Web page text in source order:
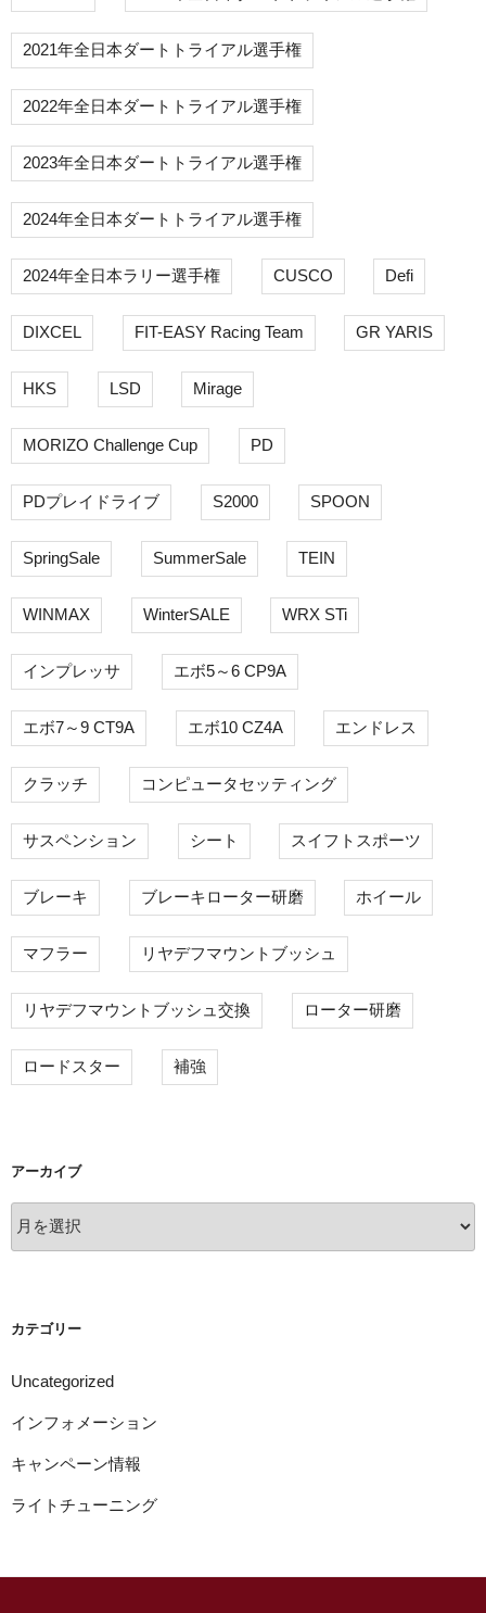
2021年全日本ダートトライアル選手権
2022年全日本ダートトライアル選手権
2023年全日本ダートトライアル選手権
2024年全日本ダートトライアル選手権
2024年全日本ラリー選手権 CUSCO Defi
DIXCEL FIT-EASY Racing Team GR YARIS
HKS LSD Mirage
MORIZO Challenge Cup PD
PDプレイドライブ S2000 SPOON
SpringSale SummerSale TEIN
WINMAX WinterSALE WRX STi
インプレッサ エボ5～6 CP9A
エボ7～9 CT9A エボ10 CZ4A エンドレス
クラッチ コンピュータセッティング
サスペンション シート スイフトスポーツ
ブレーキ ブレーキローター研磨 ホイール
マフラー リヤデフマウントブッシュ
リヤデフマウントブッシュ交換 ローター研磨
ロードスター 補強
アーカイブ
ー
カテゴリー
Uncategorized
インフォメーション
キャンペーン情報
ライトチューニング